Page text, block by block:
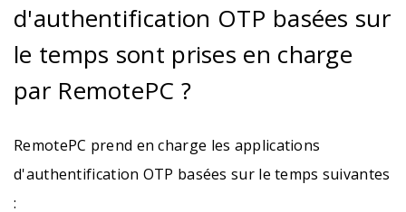
d'authentification OTP basées sur
le temps sont prises en charge
par RemotePC ?
RemotePC prend en charge les applications
d'authentification OTP basées sur le temps suivantes
: